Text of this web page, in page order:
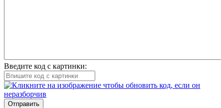
Введите код с картинки:
Отправить